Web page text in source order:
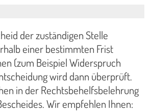
der zuständigen Stelle
einer bestimmten Frist
(zum Beispiel Widerspruch
wird dann überprüft.
in der Rechtsbehelfsbelehrung
Wir empfehlen Ihnen: